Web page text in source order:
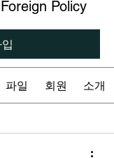
Policy
파일 회원 소개